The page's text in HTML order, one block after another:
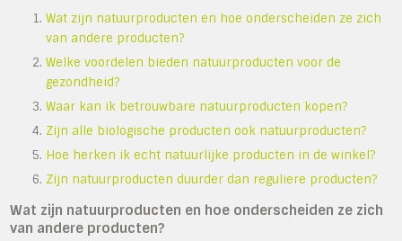
Wat zijn natuurproducten en hoe onderscheiden ze zich
van andere producten?
Welke voordelen bieden natuurproducten voor de
gezondheid?
Waar kan ik betrouwbare natuurproducten kopen?
Zijn alle biologische producten ook natuurproducten?
Hoe herken ik echt natuurlijke producten in de winkel?
Zijn natuurproducten duurder dan reguliere producten?
Wat zijn natuurproducten en hoe onderscheiden ze zich
van andere producten?